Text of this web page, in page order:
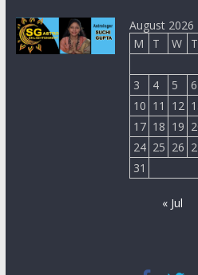
August 2026
M
T W T
3
4 5 6
10 11 12
17 18 19
24 25 26
31
« Jul